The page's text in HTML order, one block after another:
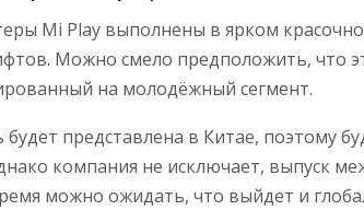
Mi Play выполнены в ярком
Можно смело предположить, что
на молодёжный сегмент.
представлена в Китае, поэтому
компания не исключает, выпуск
можно ожидать, что выйдет и